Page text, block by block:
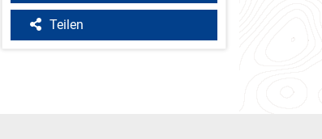
Teilen